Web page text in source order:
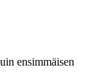
ensimmäisen